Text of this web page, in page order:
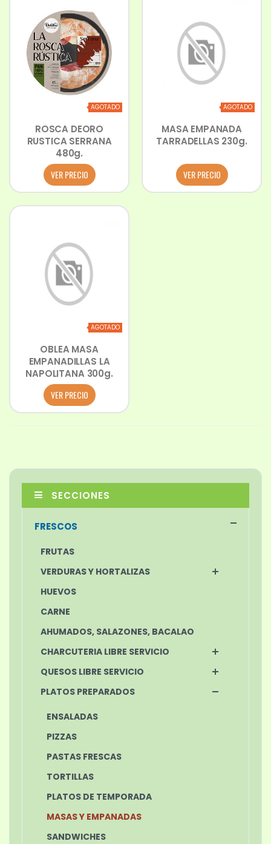
AGOTADO
ROSCA DEORO
RUSTICA SERRANA
480g.
VER PRECIO
AGOTADO
MASA EMPANADA
TARRADELLAS 230g.
VER PRECIO
AGOTADO
OBLEA MASA
EMPANADILLAS LA
NAPOLITANA 300g.
VER PRECIO
SECCIONES
FRESCOS
FRUTAS
VERDURAS Y HORTALIZAS
HUEVOS
CARNE
AHUMADOS, SALAZONES, BACALAO
CHARCUTERIA LIBRE SERVICIO
QUESOS LIBRE SERVICIO
PLATOS PREPARADOS
ENSALADAS
PIZZAS
PASTAS FRESCAS
TORTILLAS
PLATOS DE TEMPORADA
MASAS Y EMPANADAS
SANDWICHES